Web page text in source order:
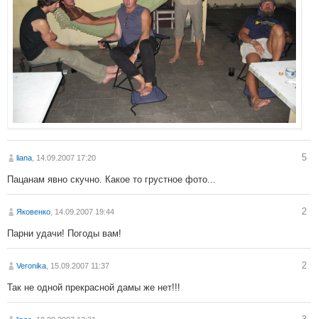
liana , 14.09.2007 17:20 5
Пацанам явно скучно. Какое то грустное фото...
Яковенко , 14.09.2007 19:44 2
Парни удачи! Погоды вам!
Veronika , 15.09.2007 11:37 2
Так не одной прекрасной дамы же нет!!!